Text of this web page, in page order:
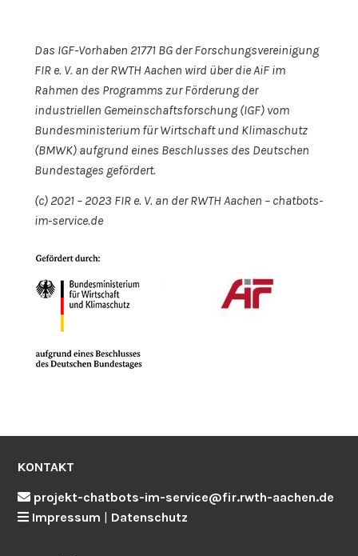
Das IGF-Vorhaben 21771 BG der Forschungsvereinigung
FIR e. V. an der RWTH Aachen wird über die AiF im
Rahmen des Programms zur Förderung der
industriellen Gemeinschaftsforschung (IGF) vom
Bundesministerium für Wirtschaft und Klimaschutz
(BMWK) aufgrund eines Beschlusses des Deutschen
Bundestages gefördert.
(c) 2021 – 2023 FIR e. V. an der RWTH Aachen – chatbots-
im-service.de
KONTAKT
projekt-chatbots-im-service@fir.rwth-aachen.de
Impressum | Datenschutz